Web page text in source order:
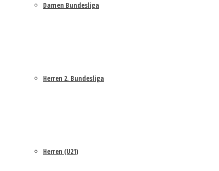
Damen Bundesliga
Herren 2. Bundesliga
Herren (U21)